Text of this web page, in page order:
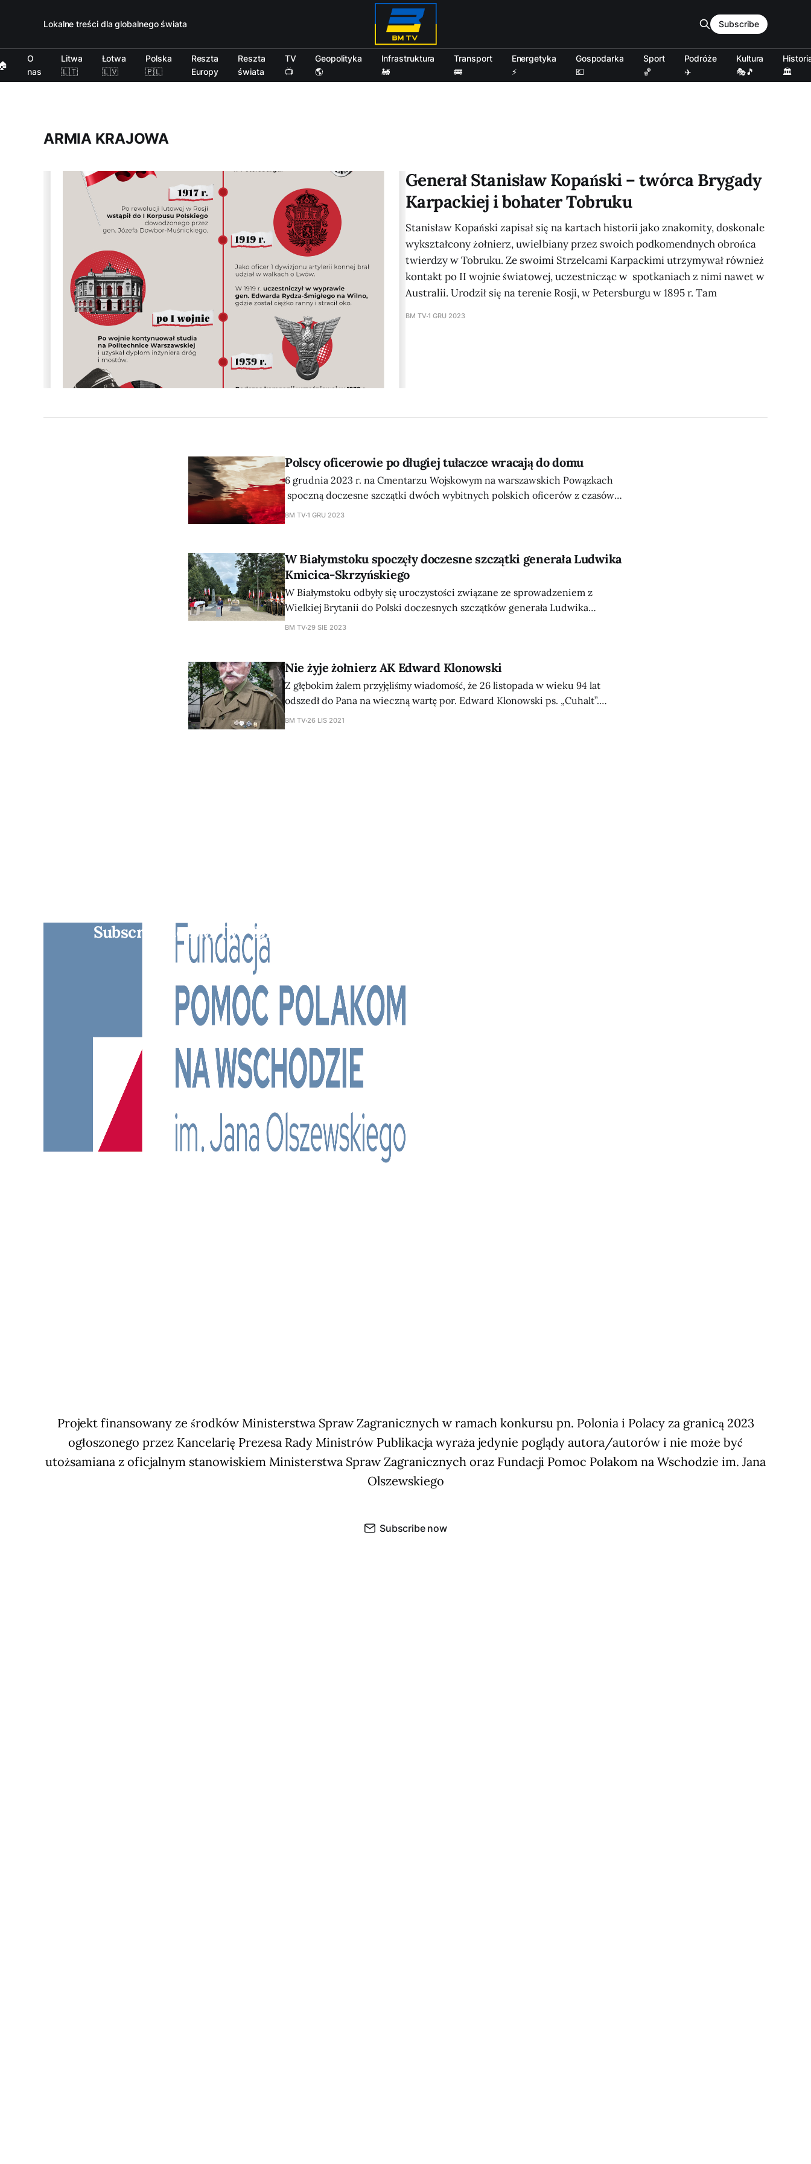
Lokalne treści dla globalnego świata
O
nas
Litwa
🇱🇹
Łotwa
🇱🇻
Polska
🇵🇱
Reszta
Europy
Reszta
świata
TV
📺
Geopolityka
🌎
Infrastruktura
🚂
Transport
🚌
Energetyka
⚡
Gospodarka
💶
Sport
🏀
Podróże
✈️
Kultura
🎭🎵
🏛️
Subscribe
ARMIA KRAJOWA
Generał Stanisław Kopański – twórca Brygady
Karpackiej i bohater Tobruku
Stanisław Kopański zapisał się na kartach historii jako znakomity, doskonale
wykształcony żołnierz, uwielbiany przez swoich podkomendnych obrońca
twierdzy w Tobruku. Ze swoimi Strzelcami Karpackimi utrzymywał również
kontakt po II wojnie światowej, uczestnicząc w spotkaniach z nimi nawet w
Australii. Urodził się na terenie Rosji, w Petersburgu w 1895 r. Tam
BM TV1 GRU 2023
Polscy oficerowie po długiej tułaczce wracają do domu
6 grudnia 2023 r. na Cmentarzu Wojskowym na warszawskich Powązkach
spoczną doczesne szczątki dwóch wybitnych polskich oficerów z czasów II
Rzeczypospolitej. Będą to legendarny obrońca Tobruku generał Stanisław
zasłużonych dla Polski oficerów oraz ich małżonek
BM TV1 GRU 2023
W Białymstoku spoczęły doczesne szczątki generała Ludwika
Kmicica-Skrzyńskiego
W Białymstoku odbyły się uroczystości związane ze sprowadzeniem z
Wielkiej Brytanii do Polski doczesnych szczątków generała Ludwika
Kmicica-Skrzyńskiego. Żołnierz Legionów Polskich Józefa Piłsudskiego,
rodziny, wspartej przez Rząd RP, IPN i instytucje państwowe, spoczął na
Polskiej Ziemi.
BM TV 29 SIE 2023
Nie żyje żołnierz AK Edward Klonowski
Z głębokim żalem przyjęliśmy wiadomość, że 26 listopada w wieku 94 lat
odszedł do Pana na wieczną wartę por. Edward Klonowski ps. „Cuhalt”.
Żołnierz AK, członek Stowarzyszenia Łagierników Żołnierzy AK
BM TV 26 LIS 2021
Subscribe to BM TV - Bridge Media TV - Wielokulturowy kanał telewizyjny na Litwie
Projekt finansowany ze środków Ministerstwa Spraw Zagranicznych w ramach konkursu pn. Polonia i Polacy za granicą 2023
ogłoszonego przez Kancelarię Prezesa Rady Ministrów Publikacja wyraża jedynie poglądy autora/autorów i nie może być
utożsamiana z oficjalnym stanowiskiem Ministerstwa Spraw Zagranicznych oraz Fundacji Pomoc Polakom na Wschodzie im. Jana
Olszewskiego
Subscribe now